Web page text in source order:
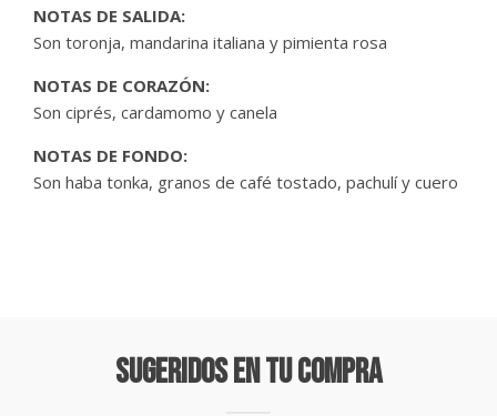
NOTAS DE SALIDA:
Son toronja, mandarina italiana y pimienta rosa
NOTAS DE CORAZÓN:
Son ciprés, cardamomo y canela
NOTAS DE FONDO:
Son haba tonka, granos de café tostado, pachulí y cuero
Sugeridos En Tu Compra